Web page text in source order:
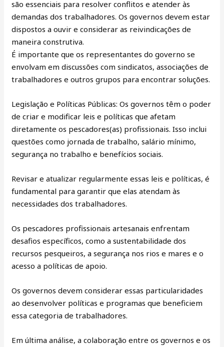
são essenciais para resolver conflitos e atender às
demandas dos trabalhadores. Os governos devem estar
dispostos a ouvir e considerar as reivindicações de
maneira construtiva.
É importante que os representantes do governo se
envolvam em discussões com sindicatos, associações de
trabalhadores e outros grupos para encontrar soluções.
Legislação e Políticas Públicas: Os governos têm o poder
de criar e modificar leis e políticas que afetam
diretamente os pescadores(as) profissionais. Isso inclui
questões como jornada de trabalho, salário mínimo,
segurança no trabalho e benefícios sociais.
Revisar e atualizar regularmente essas leis e políticas, é
fundamental para garantir que elas atendam às
necessidades dos trabalhadores.
Os pescadores profissionais artesanais enfrentam
desafios específicos, como a sustentabilidade dos
recursos pesqueiros, a segurança nos rios e mares e o
acesso a políticas de apoio.
Os governos devem considerar essas particularidades
ao desenvolver políticas e programas que beneficiem
essa categoria de trabalhadores.
Em última análise, a colaboração entre os governos e os